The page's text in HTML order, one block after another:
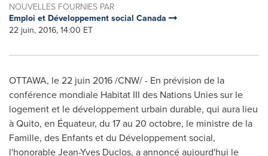
NOUVELLES FOURNIES PAR
Emploi et Développement social Canada
22 juin, 2016, 14:00 ET
OTTAWA, le 22 juin 2016 /CNW/ - En prévision de la
conférence mondiale Habitat III des Nations Unies sur le
logement et le développement urbain durable, qui aura lieu
àQuito, en Équateur, du 17 au 20 octobre, le ministre de la
Famille, des Enfants et du Développement social,
l'honorableJean-Yves Duclos, a annoncé aujourd'hui le